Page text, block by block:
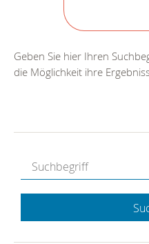
Geben Sie hier Ihren
die Möglichkeit ihre